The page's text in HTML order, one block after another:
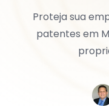
Proteja sua
patentes em